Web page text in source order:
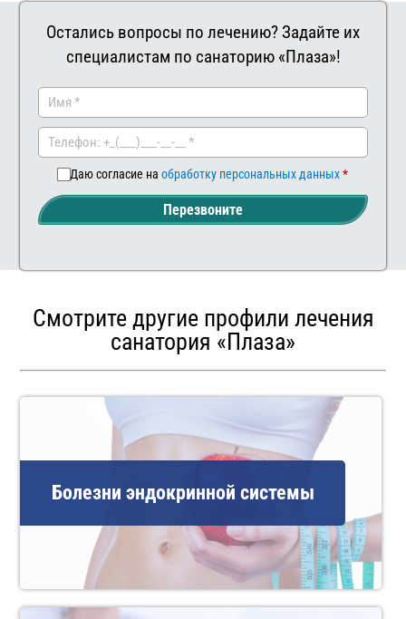
Остались вопросы по лечению? Задайте их
специалистам по санаторию «Плаза»!
Даю согласие на обработку персональных данных
Перезвоните
Смотрите другие профили лечения
санатория «Плаза»
Болезни эндокринной системы